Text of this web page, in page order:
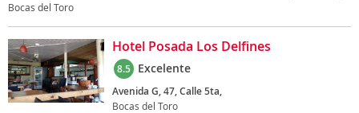
Bocas del Toro
Hotel Posada Los Delfines
8.5 Excelente
Avenida G, 47, Calle 5ta,
Bocas del Toro